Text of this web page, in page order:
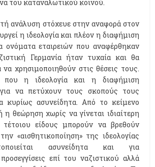
του καταναλωτικού κοινού.
ανάλυση στόχευε στην αναφορά στον
η ιδεολογία και πλέον η διαφήμιση
ονόματα εταιρειών που αναφέρθηκαν
Γερμανία ήταν τυχαία και θα
χρησιμοποιηθούν στις θέσεις τους.
που η ιδεολογία και η διαφήμιση
για να πετύχουν τους σκοπούς τους
κυρίως ασυνείδητα. Από το κείμενο
η θεώρηση χωρίς να γίνεται ιδιαίτερη
είδους μπορούν να βρεθούν
«αισθητικοποίηση» της ιδεολογίας
ασυνείδητα και για
επί του ναζιστικού αλλά